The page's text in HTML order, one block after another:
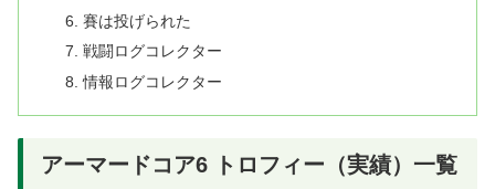
賽は投げられた
戦闘ログコレクター
情報ログコレクター
アーマードコア6 トロフィー（実績）一覧